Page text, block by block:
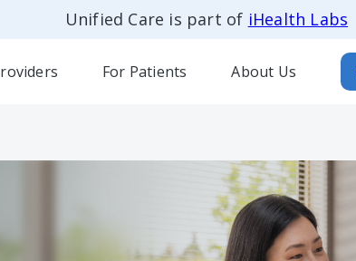
Unified Care is part of iHealth Labs
For Patients About Us